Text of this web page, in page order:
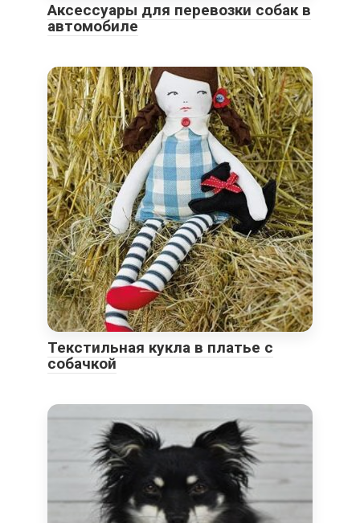
Аксессуары для перевозки собак в
автомобиле
Текстильная кукла в платье с
собачкой